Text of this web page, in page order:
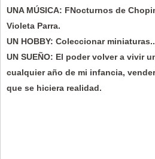
UNA MÚSICA: FNocturnos de
Violeta Parra.
UN HOBBY: Coleccionar miniaturas..
UN SUEÑO: El poder volver a vivir
cualquier año de mi infancia,
que se hiciera realidad.